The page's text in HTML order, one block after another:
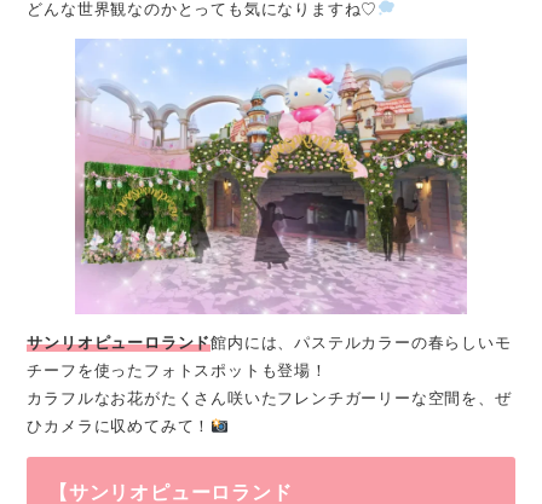
どんな世界観なのかとっても気になりますね♡
サンリオピューロランド館内には、パステルカラーの春らしいモ
チーフを使ったフォトスポットも登場！
カラフルなお花がたくさん咲いたフレンチガーリーな空間を、ぜ
ひカメラに収めてみて！
【サンリオピューロランド